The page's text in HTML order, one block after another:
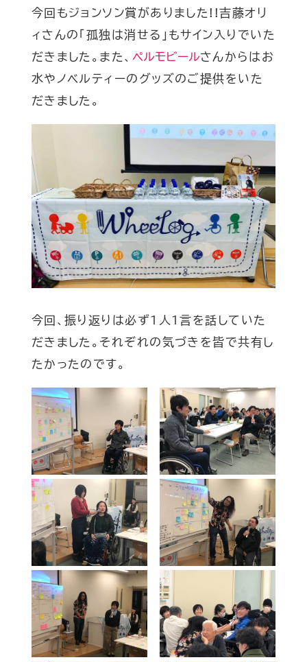
今回もジョンソン賞がありました!!吉藤オリ
ィさんの「孤独は消せる」もサイン入りでいた
だきました。また、 ペルモビールさんからはお
水やノベルティーのグッズのご提供をいた
だきました。
今回、振り返りは必ず1人1言を話していた
だきました。それぞれの気づきを皆で共有し
たかったのです。